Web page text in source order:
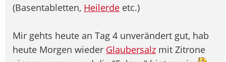
(Basentabletten, Heilerde etc.)
Mir gehts heute an Tag 4 unverändert gut, hab
heute Morgen wieder Glaubersalz mit Zitrone